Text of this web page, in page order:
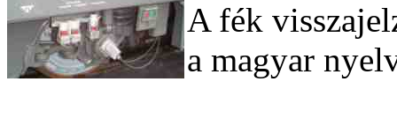
A fék
a magyar